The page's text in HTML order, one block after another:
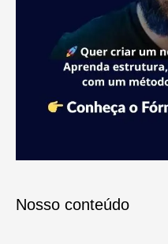
Nosso conteúdo